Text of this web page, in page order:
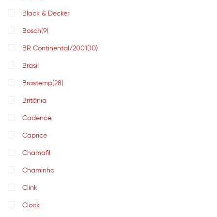
Black & Decker
Bosch(9)
BR Continental/2001(10)
Brasil
Brastemp(28)
Britânia
Cadence
Caprice
Chamafil
Chaminha
Clink
Clock